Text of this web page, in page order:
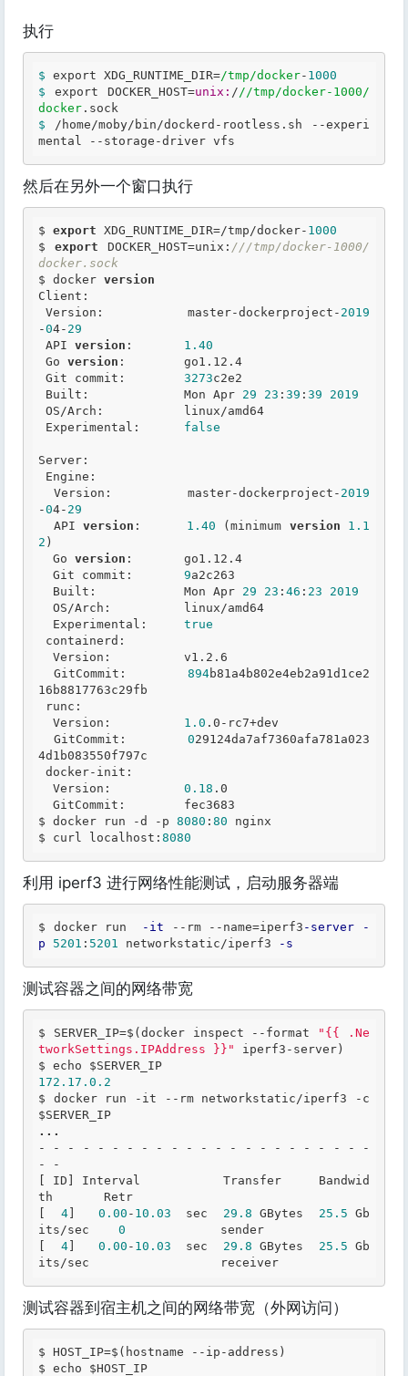
执行
$ export XDG_RUNTIME_DIR=/tmp/docker- 1000
$ export DOCKER_HOST=unix: ///tmp/docker-1000/
docker
$ /home/moby/bin/dockerd-rootless.sh --experi
mental --storage-driver vfs
然后在另外一个窗口执行
$ export XDG_RUNTIME_DIR=/tmp/docker- 1000
$ export DOCKER_HOST=unix: ///tmp/docker-1000/
docker.sock
$ docker version
Client:
Version:           master-dockerproject- 2019
-04- 29
API version : 1.40
Go version :        go1.12.4
Git commit: 3273c2e2
Built:             Mon Apr 29 23 : 39 : 39
2019
Experimental: false
Server:
  Version:          master-dockerproject-
2019
-04- 29
  API
version : 1.40 (minimum version
1.1
2 )
  Go
version :       go1.12.4
  Git commit:
9a2c263
  Built:            Mon Apr
29 23 : 46 : 23
2019
  Experimental:
true
  GitCommit:
894b81a4b802e4eb2a91d1ce2
16b8817763c29fb
  Version:
1.0 .0-rc7+dev
  GitCommit:
029124da7af7360afa781a023
4d1b083550f797c
  Version:
0.18 .0
$ docker run -d -p 8080 : 80 nginx
$ curl localhost: 8080
利用 iperf3 进行网络性能测试，启动服务器端
$ docker run -it -- rm -- name=iperf3 -server
-
p
5201 : 5201 networkstatic/iperf3 -s
测试容器之间的网络带宽
$ SERVER_IP=$(docker inspect --format
"{{ .Ne
tworkSettings.IPAddress }}"
iperf3-server)
172.17 .0 .2
$ docker run -it --rm networkstatic/iperf3 -c
...
- - - - - - - - - - - - - - - - - - - - - - -
- -
[ ID] Interval           Transfer     Bandwid
th       Retr
4] 0.00 - 10.03
  sec
29.8 GBytes 25.5 Gb
its/sec 0
             sender
4] 0.00 - 10.03
  sec
29.8 GBytes 25.5 Gb
its/sec                  receiver
测试容器到宿主机之间的网络带宽（外网访问）
$ HOST_IP=$(hostname --ip-address)